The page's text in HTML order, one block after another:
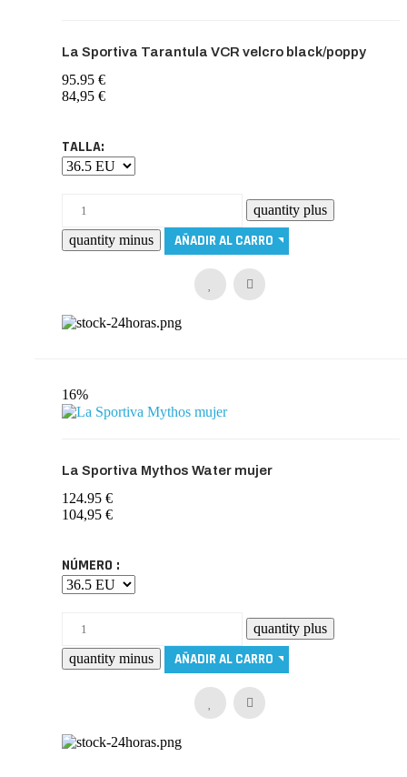
La Sportiva Tarantula VCR velcro black/poppy
95.95 €
84,95 €
TALLA:
16%
La Sportiva Mythos Water mujer
124.95 €
104,95 €
NÚMERO :